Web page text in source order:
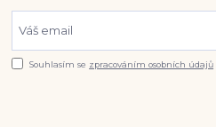
Souhlasím se zpracováním osobních údajů